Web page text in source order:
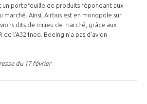
un portefeuille de produits répondant aux
marché. Ainsi, Airbus est en monopole sur
dits de milieu de marché, grâce aux
de l’A321neo. Boeing n’a pas d’avion
du 17 février